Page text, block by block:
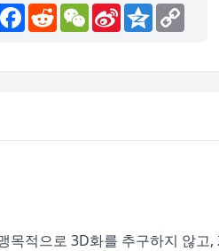
Facebook
RedditWeChat
Sina
Weibo
Qzone
적으로 3D화를 추구하지 않